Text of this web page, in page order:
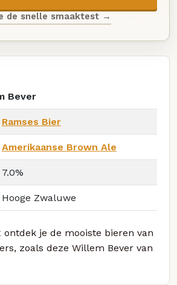
de snelle smaaktest →
Bever
Ramses Bier
Amerikaanse Brown Ale
7.0%
Hooge Zwaluwe
ontdek je de mooiste bieren van
zoals deze Willem Bever van